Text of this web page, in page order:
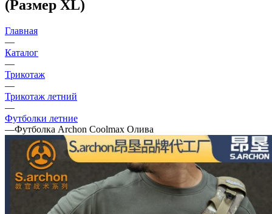
(Размер XL)
Главная
—
Каталог
—
Трикотаж
—
Трикотаж летний
—
Футболки летние
—Футболка Archon Coolmax Олива